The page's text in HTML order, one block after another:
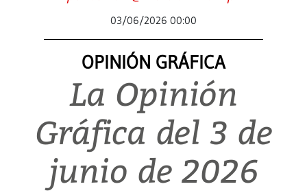
03/06/2026 00:00
OPINIÓN GRÁFICA
La Opinión
Gráfica del 3 de
junio de 2026